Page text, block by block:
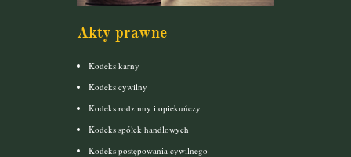
Akty prawne
Kodeks karny
Kodeks cywilny
Kodeks rodzinny i opiekuńczy
Kodeks spółek handlowych
Kodeks postępowania cywilnego